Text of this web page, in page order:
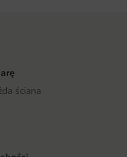
ściana